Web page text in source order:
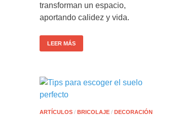
transforman un espacio,
aportando calidez y vida.
LEER MÁS
ARTÍCULOS / BRICOLAJE / DECORACIÓN